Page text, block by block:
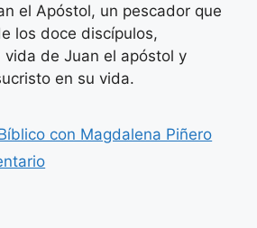
el Apóstol, un pescador que
los doce discípulos,
vida de Juan el apóstol y
en su vida.
con Magdalena Piñero